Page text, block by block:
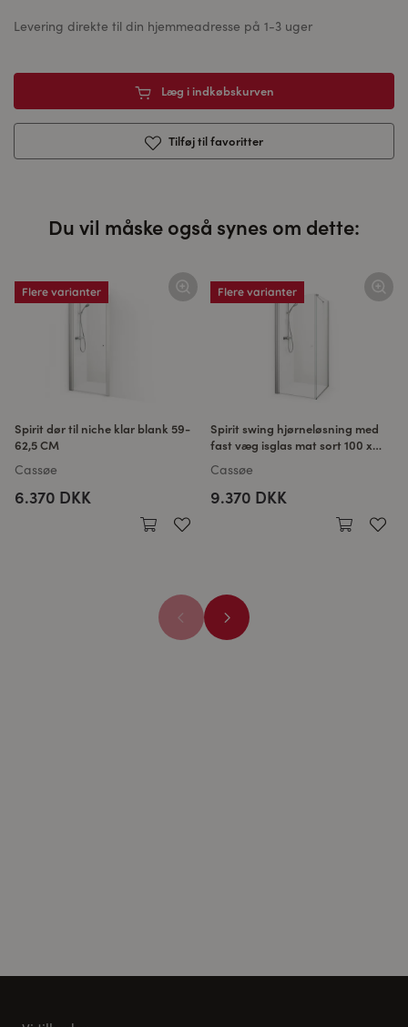
Levering direkte til din hjemmeadresse på 1-3 uger
Læg i indkøbskurven
Tilføj til favoritter
Du vil måske også synes om dette:
Flere varianter
Spirit dør til niche klar blank 59-
62,5 CM
Cassøe
6.370 DKK
Flere varianter
Spirit swing hjørneløsning med
fast væg isglas mat sort 100 x
100 CM
Cassøe
9.370 DKK